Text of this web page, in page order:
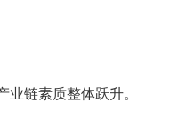
链素质整体跃升。